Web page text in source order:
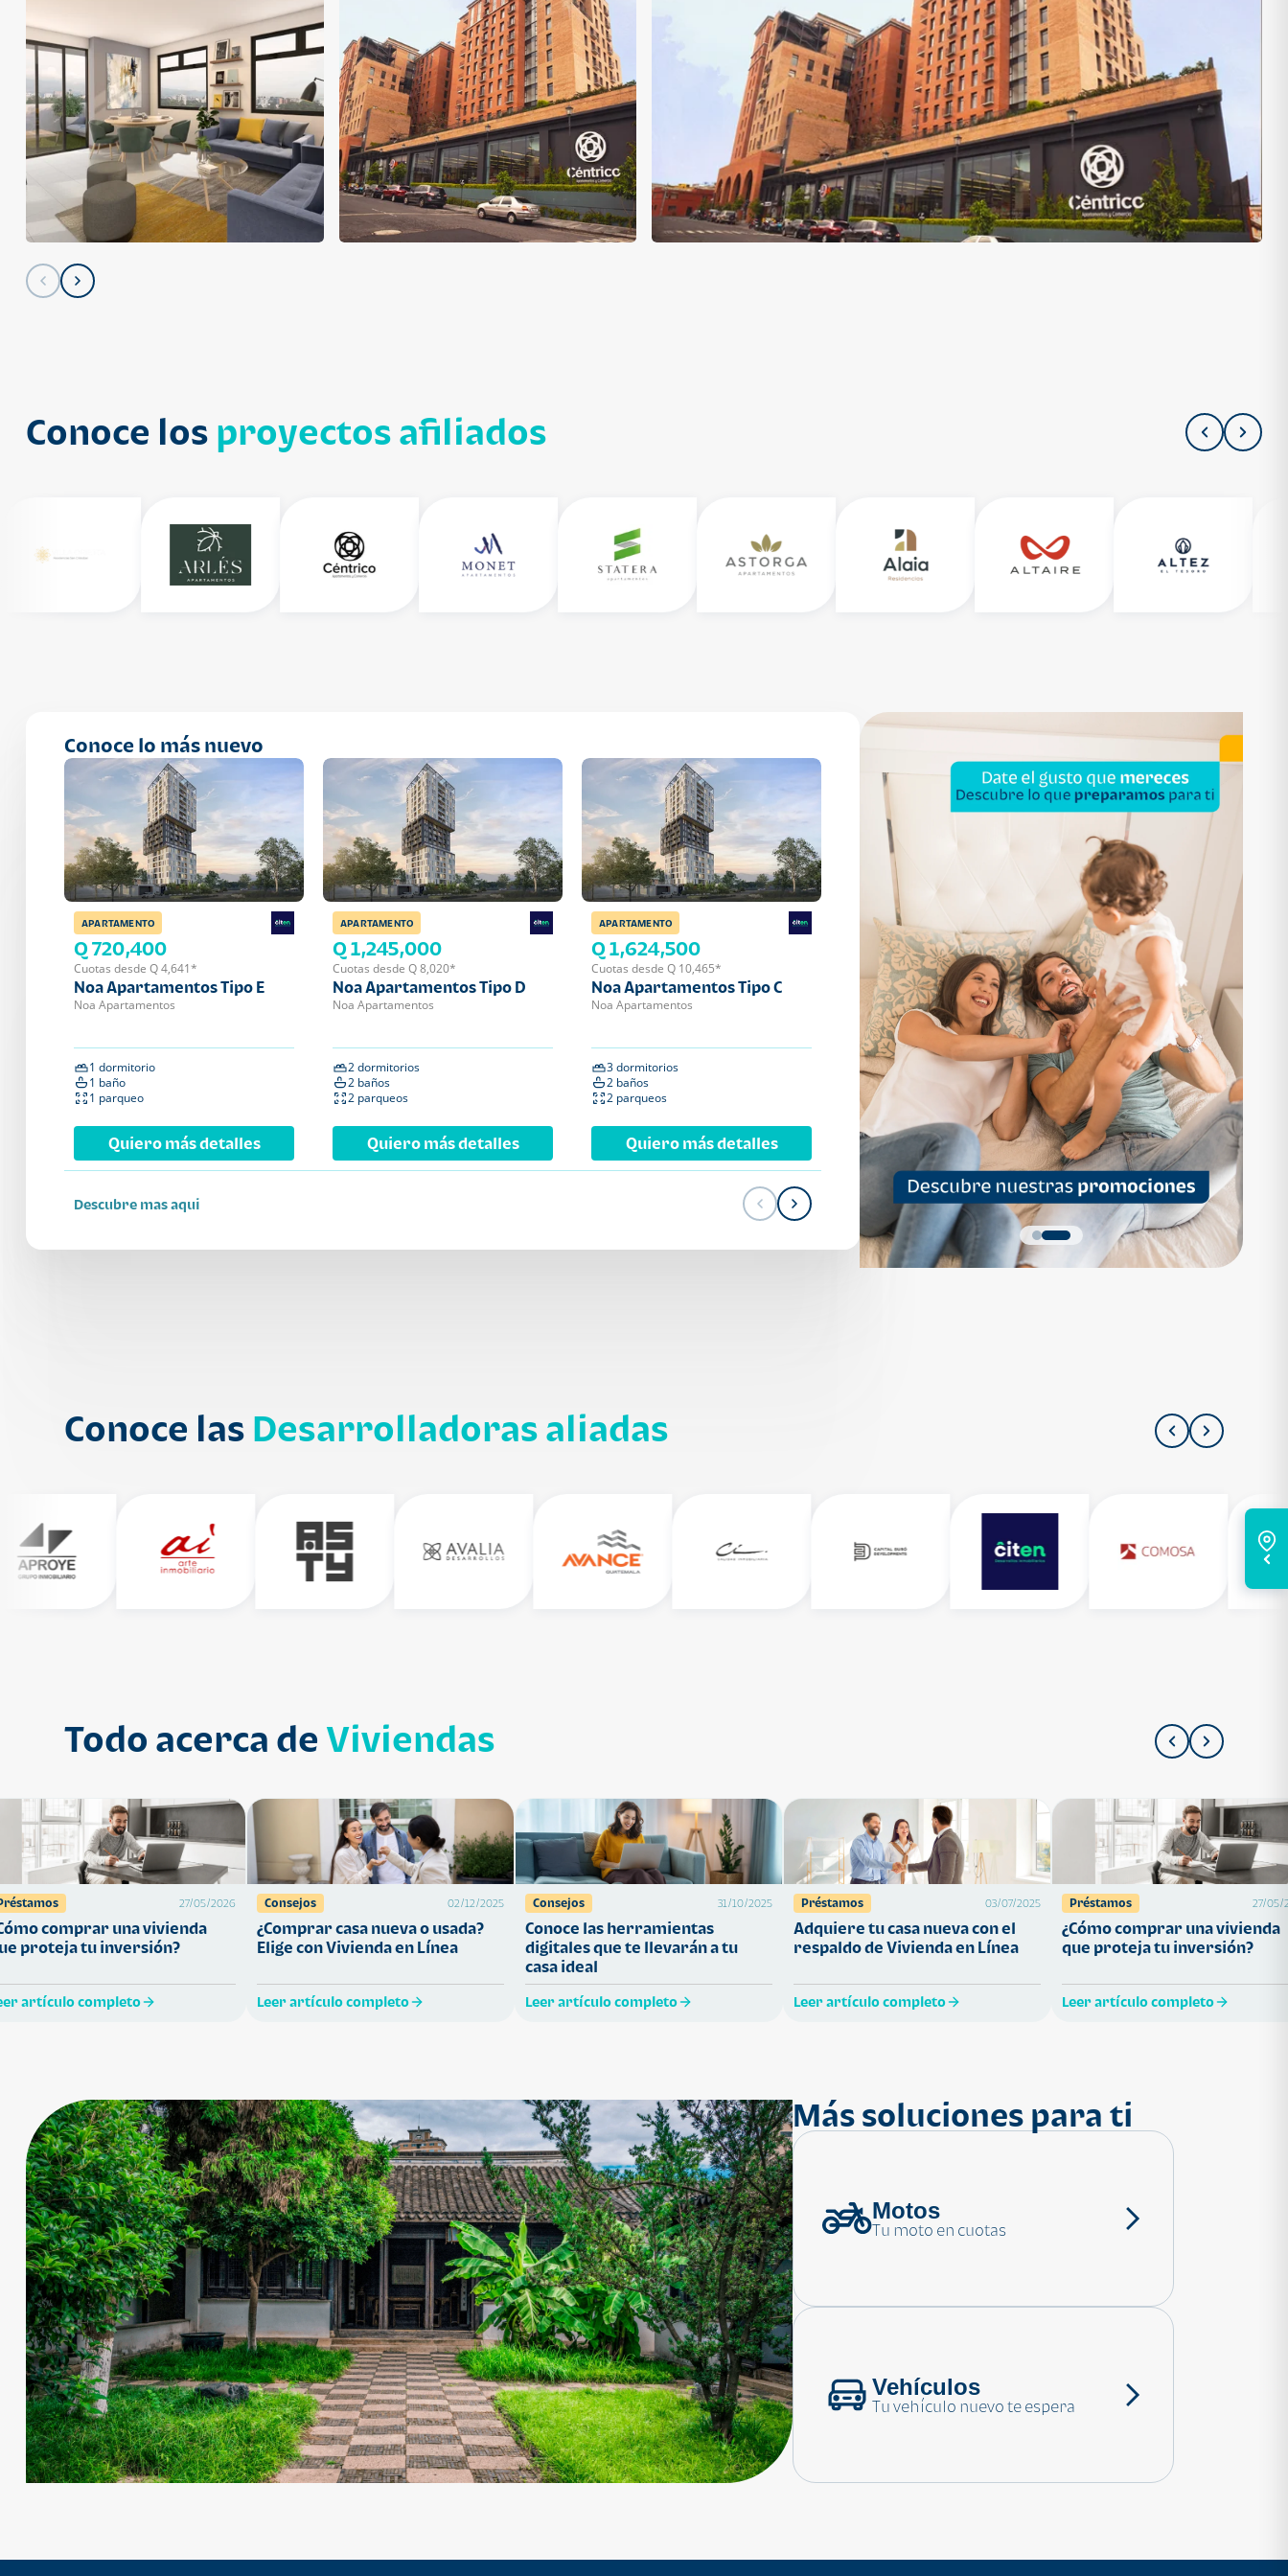
Conoce los proyectos afiliados
Conoce lo más nuevo
APARTAMENTO
Q 720,400
Cuotas desde Q 4,641*
Noa Apartamentos Tipo E
Noa Apartamentos
1 dormitorio
1 baño
1 parqueo
Quiero más detalles
APARTAMENTO
Q 1,245,000
Cuotas desde Q 8,020*
Noa Apartamentos Tipo D
Noa Apartamentos
2 dormitorios
2 baños
2 parqueos
Quiero más detalles
APARTAMENTO
Q 1,624,500
Cuotas desde Q 10,465*
Noa Apartamentos Tipo C
Noa Apartamentos
3 dormitorios
2 baños
2 parqueos
Quiero más detalles
APARTAMENTO
Q 1,136,200
Cuotas desde Q 7,319*
Noa Apartamentos Tipo B
Noa Apartamentos
2 dormitorios
2 baños
1 parqueo
Quiero más detalles
APARTAMENTO
Q 1,559,700
Cuotas desde Q 10,047*
Noa Apartamentos Tipo A
Noa Apartamentos
3 dormitorios
2 baños
2 parqueos
Quiero más detalles
Descubre mas aqui
Conoce las Desarrolladoras aliadas
Todo acerca de Viviendas
27/05/2026
comprar una vivienda
proteja tu inversión?
artículo completo
Consejos 02/12/2025
¿Comprar casa nueva o usada?
Elige con Vivienda en Línea
Leer artículo completo
Consejos 31/10/2025
Conoce las herramientas
digitales que te llevarán a tu
casa ideal
Leer artículo completo
Préstamos 03/07/2025
Adquiere tu casa nueva con el
respaldo de Vivienda en Línea
Leer artículo completo
Préstamos 27/05/
¿Cómo comprar una vivienda
que proteja tu inversión?
Leer artículo completo
Más soluciones para ti
Motos
Tu moto en cuotas
Vehículos
Tu vehículo nuevo te espera